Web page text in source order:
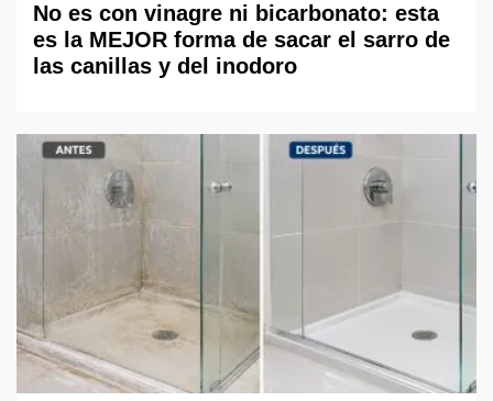
No es con vinagre ni bicarbonato: esta
es la MEJOR forma de sacar el sarro de
las canillas y del inodoro